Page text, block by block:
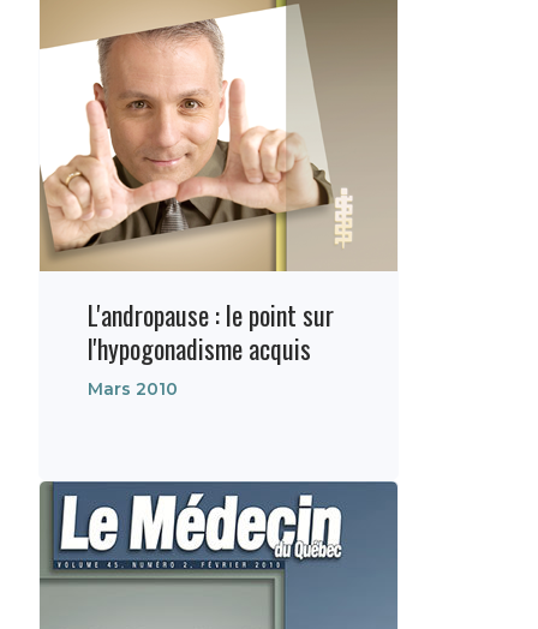
L'andropause : le point sur
l'hypogonadisme acquis
Mars 2010